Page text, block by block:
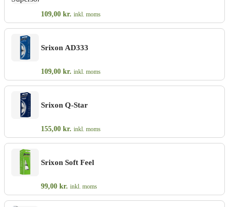
109,00 kr. inkl. moms
Srixon AD333
109,00 kr. inkl. moms
Srixon Q-Star
155,00 kr. inkl. moms
Srixon Soft Feel
99,00 kr. inkl. moms